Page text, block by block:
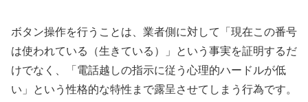
ボタン操作を行うことは、業者側に対して「現在この番号
は使われている（生きている）」という事実を証明するだ
けでなく、「電話越しの指示に従う心理的ハードルが低
い」という性格的な特性まで露呈させてしまう行為です。